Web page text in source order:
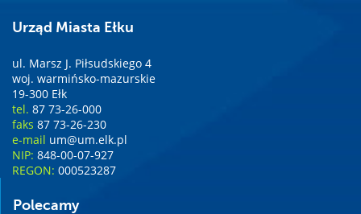
Urząd Miasta Ełku
ul. Marsz J. Piłsudskiego 4
woj. warmińsko-mazurskie
19-300 Ełk
tel. 87 73-26-000
faks 87 73-26-230
e-mail um@um.elk.pl
NIP: 848-00-07-927
REGON: 000523287
Polecamy